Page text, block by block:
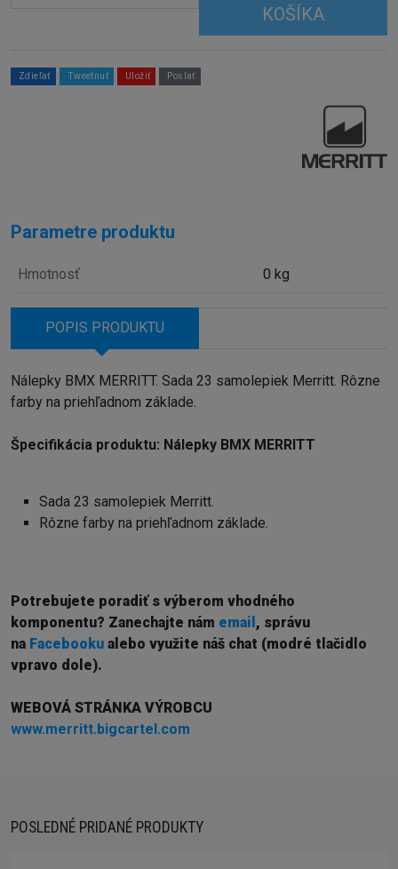
KOŠÍKA
Zdieľať Tweetnuť Uložiť Poslať
Parametre produktu
Hmotnosť 0 kg
POPIS PRODUKTU
Nálepky BMX MERRITT. Sada 23 samolepiek Merritt. Rôzne
farby na priehľadnom základe.
Špecifikácia produktu: Nálepky BMX MERRITT
Sada 23 samolepiek Merritt.
Rôzne farby na priehľadnom základe.
Potrebujete poradiť s výberom vhodného
komponentu? Zanechajte nám email , správu
na Facebooku alebo využite náš chat (modré tlačidlo
vpravo dole).
WEBOVÁ STRÁNKA VÝROBCU
www.merritt.bigcartel.com
POSLEDNÉ PRIDANÉ PRODUKTY